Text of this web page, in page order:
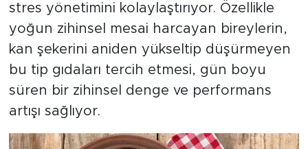
stres yönetimini kolaylaştırıyor. Özellikle
yoğun zihinsel mesai harcayan bireylerin,
kan şekerini aniden yükseltip düşürmeyen
bu tip gıdaları tercih etmesi, gün boyu
süren bir zihinsel denge ve performans
artışı sağlıyor.